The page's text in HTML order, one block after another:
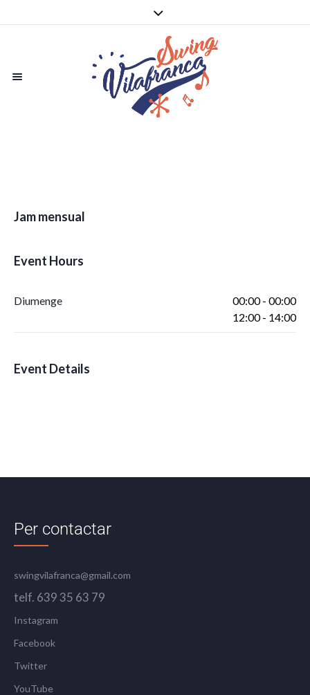
Jam mensual
Event Hours
Diumenge
00:00 - 00:00
12:00 - 14:00
Event Details
Per contactar
swingvilafranca@gmail.com
telf. 639 35 63 79
Instagram
Facebook
Twitter
YouTube